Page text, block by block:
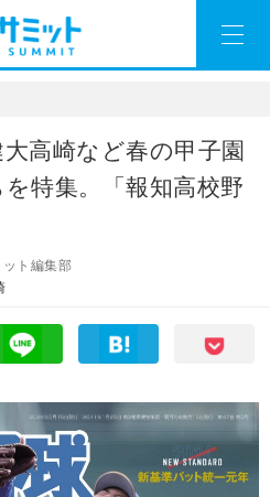
高崎など春の甲子園
特集。「報知高校野
ト編集部